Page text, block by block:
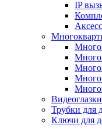
IP
Видеоглазки
Трубки для
Ключи для